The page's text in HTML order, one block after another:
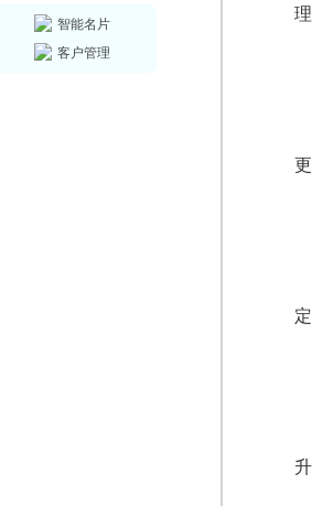
智能名片
客户管理